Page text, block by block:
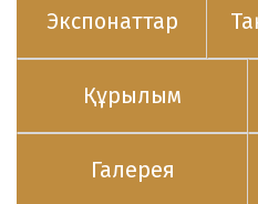
Экспонаттар
Құрылым
Галерея